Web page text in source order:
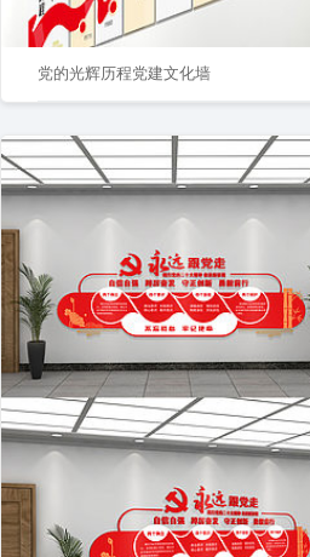
党的光辉历程党建文化墙